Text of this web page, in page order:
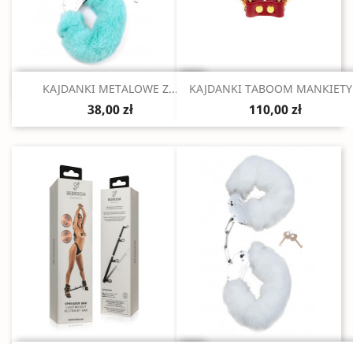
Szybki podgląd
KAJDANKI METALOWE Z...
38,00 zł
Szybki podgląd
KAJDANKI TABOOM
110,00 zł